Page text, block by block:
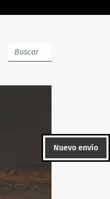
Nuevo envío